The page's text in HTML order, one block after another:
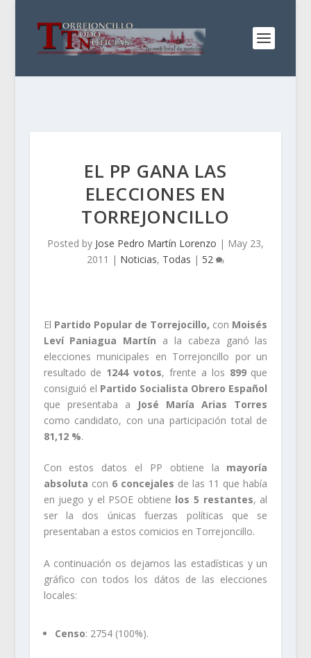
EL PP GANA LAS
ELECCIONES EN
TORREJONCILLO
Posted by Jose Pedro Martín Lorenzo | May 23,
2011 | Noticias, Todas | 52
El Partido Popular de Torrejocillo, con Moisés
Leví Paniagua Martín a la cabeza ganó las
elecciones municipales en Torrejoncillo por un
resultado de 1244 votos, frente a los 899que
consiguió el Partido Socialista Obrero Español
que presentaba a
José María Arias Torres
como candidato, con una participación total de
81,12 %.
Con estos datos el PP obtiene la mayoría
absoluta con 6 concejales de las 11 que había
en juego y el PSOE obtiene los 5 restantes, al
ser la dos únicas fuerzas políticas que se
presentaban a estos comicios en Torrejoncillo.
A continuación os dejamos las estadísticas y un
gráfico con todos los dátos de las elecciones
locales:
Censo: 2754 (100%).